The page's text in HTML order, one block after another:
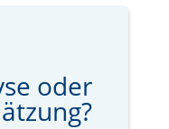
oder